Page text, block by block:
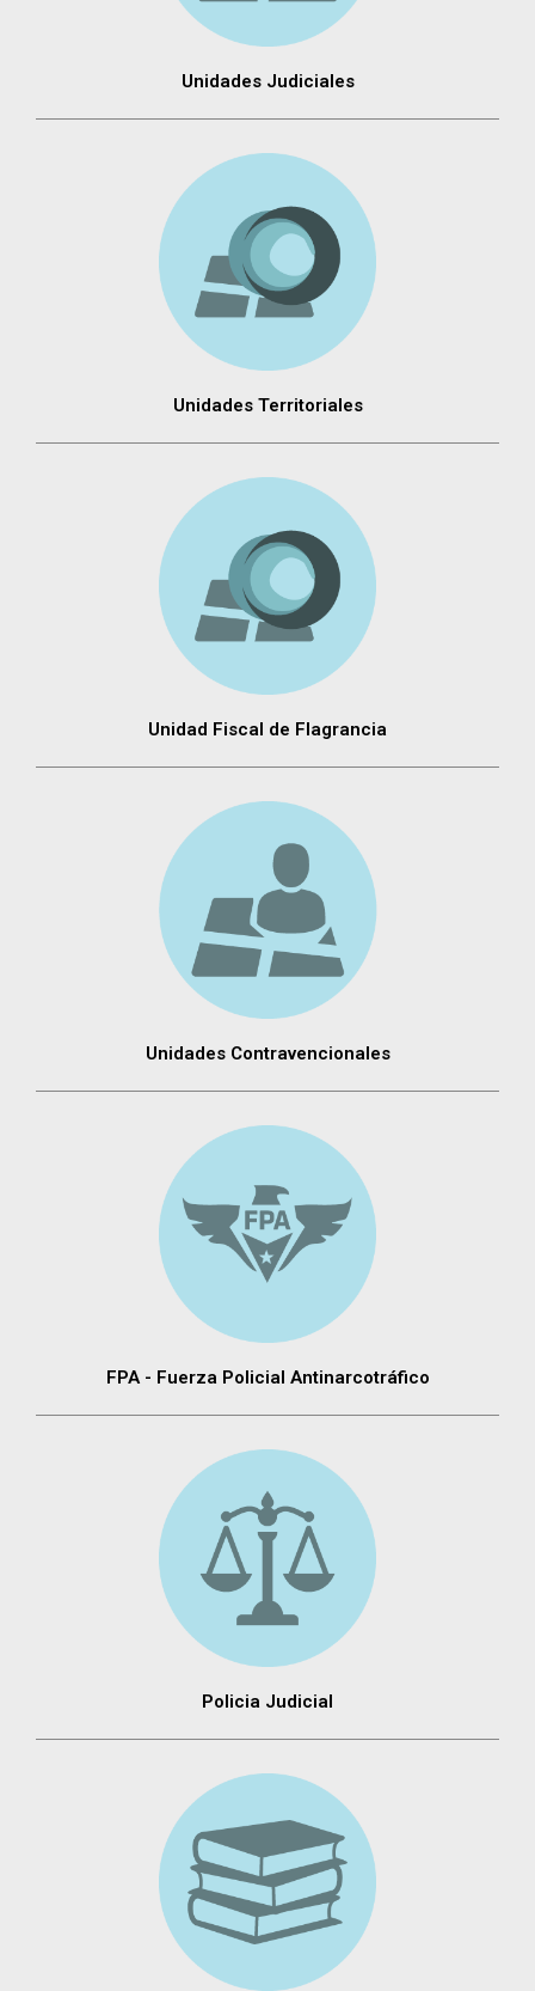
Unidades Judiciales
Unidades Territoriales
Unidad Fiscal de Flagrancia
Unidades Contravencionales
FPA - Fuerza Policial Antinarcotráfico
Policia Judicial